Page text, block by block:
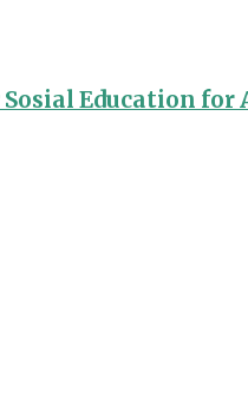
Education for